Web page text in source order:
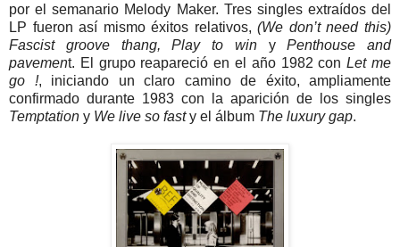
por el semanario Melody Maker. Tres singles extraídos del
LP fueron así mismo éxitos relativos, (We don’t need this)
Fascist
groove thang, Play to win yPenthouse and
pavement. El grupo reapareció en el año 1982 conLet me
go !, iniciando un claro camino de éxito, ampliamente
confirmado durante 1983 con la aparición de los singles
Temptation y We live so fasty el álbum The luxury gap.